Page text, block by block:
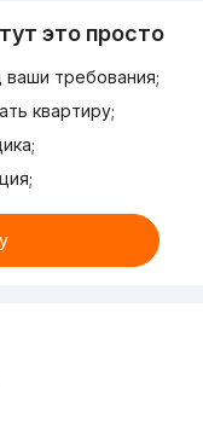
это просто
требования;
квартиру;